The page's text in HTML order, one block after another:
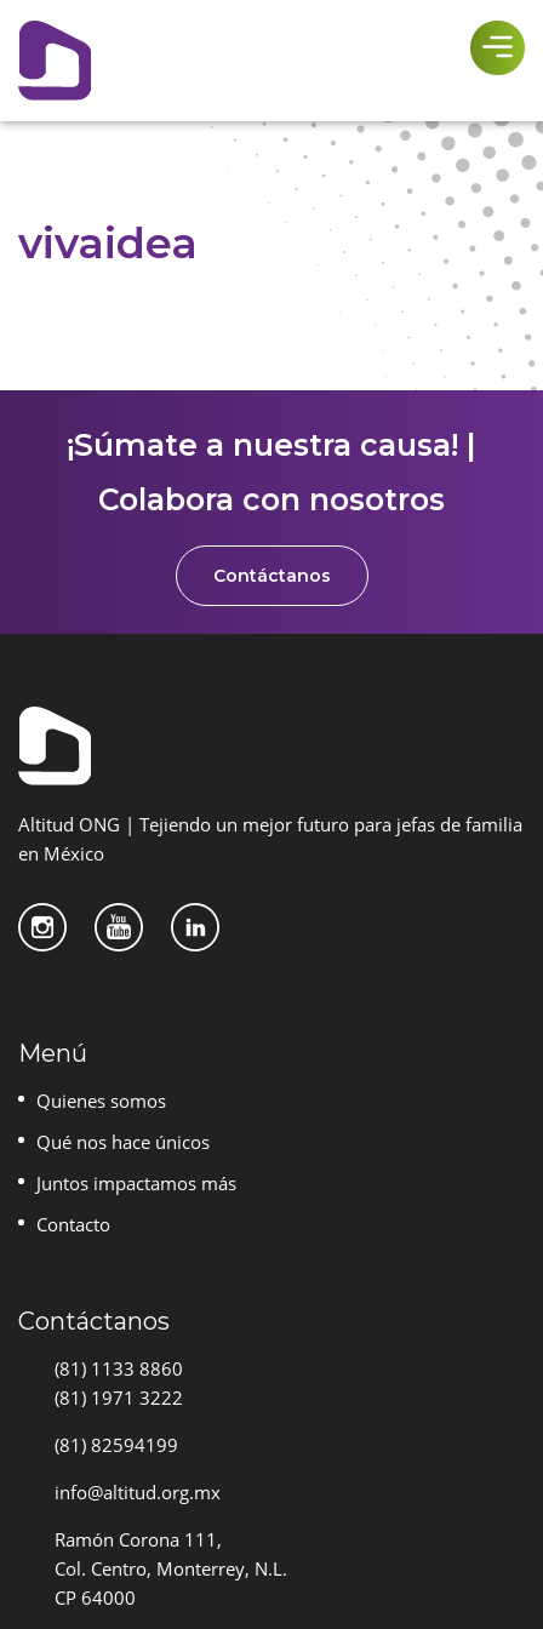
vivaidea
¡Súmate a nuestra causa! |
Colabora con nosotros
Contáctanos
Altitud ONG | Tejiendo un mejor futuro para jefas de familia
en México
Menú
Quienes somos
Qué nos hace únicos
Juntos impactamos más
Contacto
Contáctanos
(81) 1133 8860
(81) 1971 3222
(81) 82594199
info@altitud.org.mx
Ramón Corona 111,
Col. Centro, Monterrey, N.L.
CP 64000